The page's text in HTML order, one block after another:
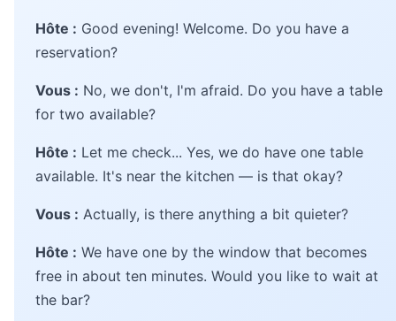
Hôte : Good evening! Welcome. Do you have a
reservation?
Vous : No, we don't, I'm afraid. Do you have a table
for two available?
Hôte : Let me check... Yes, we do have one table
available. It's near the kitchen — is that okay?
Vous : Actually, is there anything a bit quieter?
Hôte : We have one by the window that becomes
free in about ten minutes. Would you like to wait at
the bar?